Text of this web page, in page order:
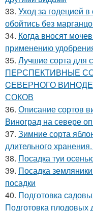
33. Уход за годецией
обойтись без
34. Когда вносят
применению
35. Лучшие сорта для
ПЕРСПЕКТИВНЫЕ
CЕВЕРНОГО
СОКОВ
36. Описание сортов
Виноград на севере
37. Зимние сорта
длительного
38. Посадка туи
39. Посадка
посадки
40. Подготовка
Подготовка плодовых